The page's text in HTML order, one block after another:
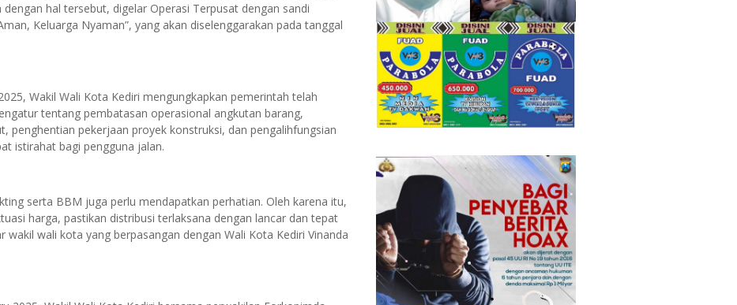
hal tersebut, digelar Operasi Terpusat dengan sandi
Keluarga Nyaman”, yang akan diselenggarakan pada tanggal
Wakil Wali Kota Kediri mengungkapkan pemerintah telah
tentang pembatasan operasional angkutan barang,
penghentian pekerjaan proyek konstruksi, dan pengalihfungsian
istirahat bagi pengguna jalan.
serta BBM juga perlu mendapatkan perhatian. Oleh karena itu,
harga, pastikan distribusi terlaksana dengan lancar dan tepat
wali kota yang berpasangan dengan Wali Kota Kediri Vinanda